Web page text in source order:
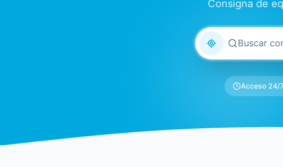
Consigna de
Acceso 24/